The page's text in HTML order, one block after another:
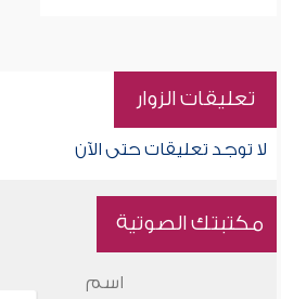
تعليقات الزوار
لا توجد تعليقات حتى الآن
مكتبتك الصوتية
اسم